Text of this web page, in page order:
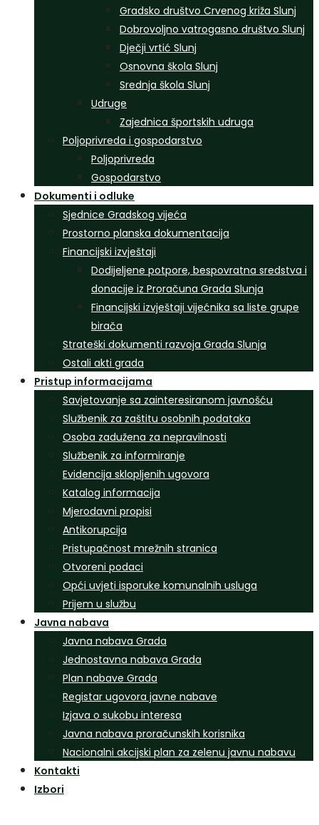
Gradsko društvo Crvenog križa Slunj
Dobrovoljno vatrogasno društvo Slunj
Dječji vrtić Slunj
Osnovna škola Slunj
Srednja škola Slunj
Udruge
Zajednica športskih udruga
Poljoprivreda i gospodarstvo
Poljoprivreda
Gospodarstvo
Dokumenti i odluke
Sjednice Gradskog vijeća
Prostorno planska dokumentacija
Financijski izvještaji
Dodijeljene potpore, bespovratna sredstva i
donacije iz Proračuna Grada Slunja
Financijski izvještaji vijećnika sa liste grupe
birača
Strateški dokumenti razvoja Grada Slunja
Ostali akti grada
Pristup informacijama
Savjetovanje sa zainteresiranom javnošću
Službenik za zaštitu osobnih podataka
Osoba zadužena za nepravilnosti
Službenik za informiranje
Evidencija sklopljenih ugovora
Katalog informacija
Mjerodavni propisi
Antikorupcija
Pristupačnost mrežnih stranica
Otvoreni podaci
Opći uvjeti isporuke komunalnih usluga
Prijem u službu
Javna nabava
Javna nabava Grada
Jednostavna nabava Grada
Plan nabave Grada
Registar ugovora javne nabave
Izjava o sukobu interesa
Javna nabava proračunskih korisnika
Nacionalni akcijski plan za zelenu javnu nabavu
Kontakti
Izbori